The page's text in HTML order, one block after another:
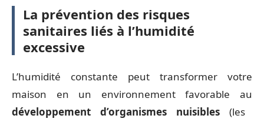
La prévention des risques
sanitaires liés à l’humidité
excessive
L’humidité constante peut transformer votre
maison en un environnement favorable au
développement d’organismes nuisibles (les